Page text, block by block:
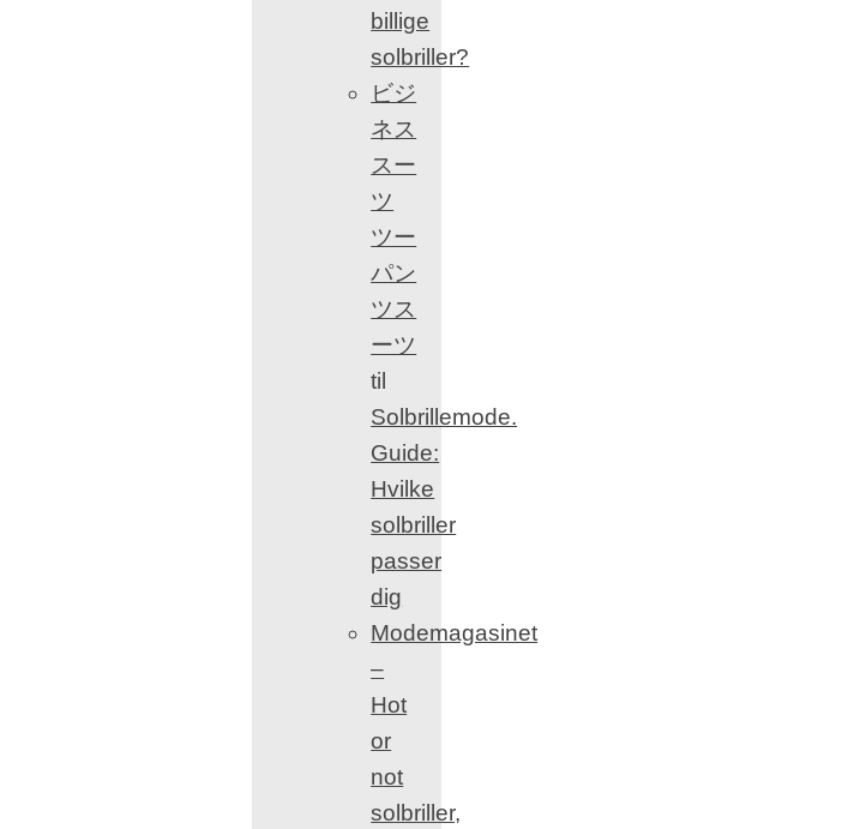
billige
solbriller?
ビジ
ネス
スー
ツ
ツー
パン
ツス
ーツ
til
Solbrillemode.
Guide:
Hvilke
solbriller
passer
dig
Modemagasinet
–
Hot
or
not
solbriller,